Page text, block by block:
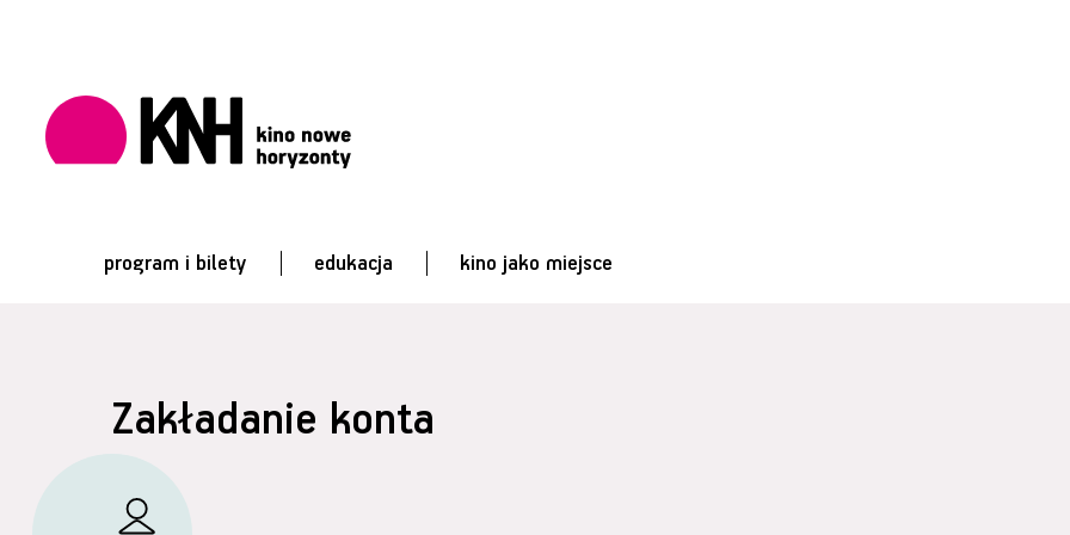
program i bilety edukacja kino jako miejsce
Zakładanie konta